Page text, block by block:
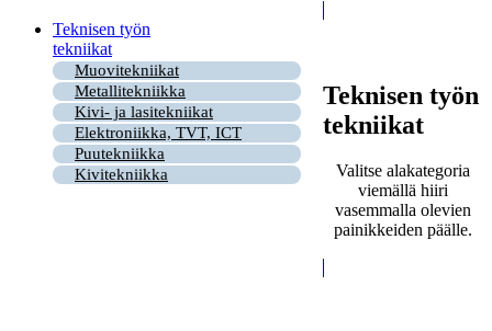
Teknisen työn
tekniikat
Muovitekniikat
Metallitekniikka
Kivi- ja lasitekniikat
Elektroniikka, TVT, ICT
Puutekniikka
Kivitekniikka
Teknisen työn
tekniikat
Valitse alakategoria
viemällä hiiri
vasemmalla olevien
painikkeiden päälle.